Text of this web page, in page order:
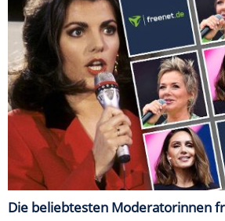
Die beliebtesten Moderatorinnen